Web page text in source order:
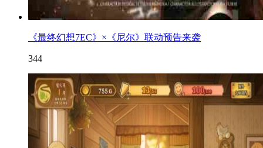
《最终幻想7EC》×《尼尔》联动预告来袭
344